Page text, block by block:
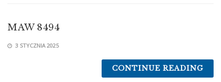
MAW 8494
3 STYCZNIA 2025
CONTINUE READING